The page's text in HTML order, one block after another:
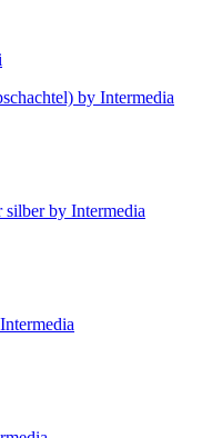
by Intermedia
by Intermedia